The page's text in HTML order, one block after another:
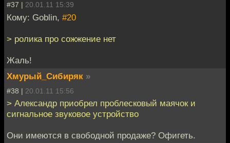
#37 | 20.01.11 15:39
Кому: Goblin, #20
> ролика про сожжение нет
Жаль!
Хмурый_Сибиряк »
#38 | 20.01.11 15:56
> Александр приобрел проблесковый маячок и
сигнальное звуковое устройство
Они имеются в свободной продаже? Офигеть.